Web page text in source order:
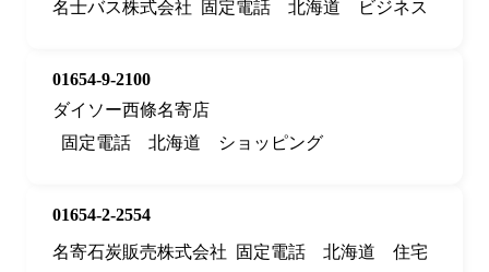
名士バス株式会社
固定電話 北海道 ビジネス
01654-9-2100
ダイソー西條名寄店
固定電話
北海道 ショッピング
01654-2-2554
名寄石炭販売株式会社
固定電話 北海道 住宅